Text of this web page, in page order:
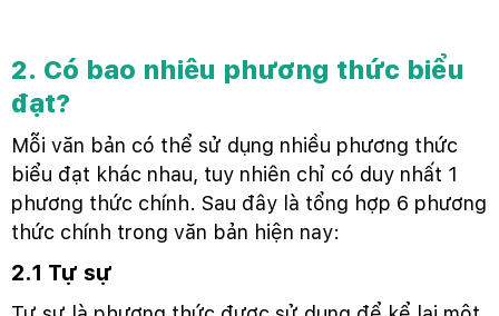
2. Có bao nhiêu phương thức biểu
đạt?
Mỗi văn bản có thể sử dụng nhiều phương thức
biểu đạt khác nhau, tuy nhiên chỉ có duy nhất 1
phương thức chính. Sau đây là tổng hợp 6 phương
thức chính trong văn bản hiện nay:
2.1 Tự sự